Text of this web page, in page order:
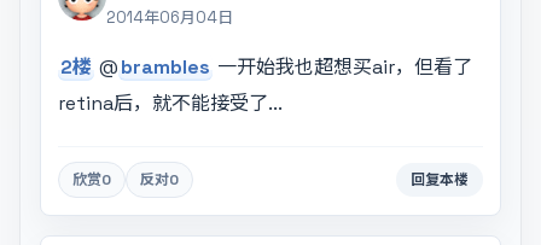
2014年06月04日
2楼 @brambles 一开始我也超想买air，但看了
retina后，就不能接受了...
欣赏0 反对0 回复本楼